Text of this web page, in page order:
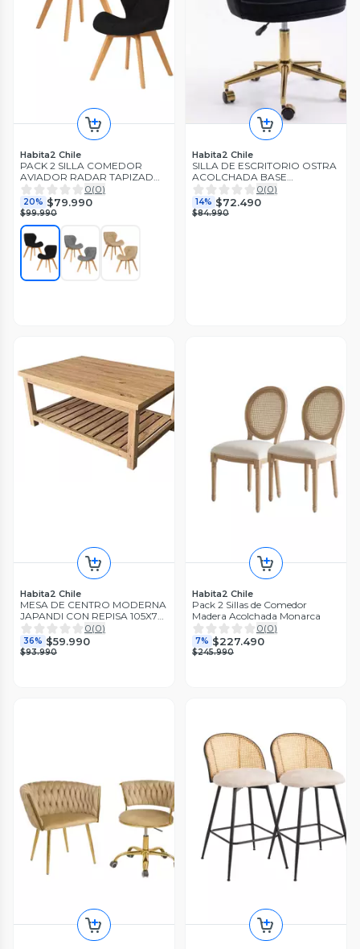
Habita2 Chile
PACK 2 SILLA COMEDOR
AVIADOR RADAR TAPIZADO
EN LINO PATAS MADERA
0(0)
20% $79.990
$99.990
Habita2 Chile
SILLA DE ESCRITORIO OSTRA
ACOLCHADA BASE
GIRATORIA DORADA
0(0)
14% $72.490
$84.990
Habita2 Chile
MESA DE CENTRO MODERNA
JAPANDI CON REPISA 105X70
CM
0(0)
36% $59.990
$93.990
Habita2 Chile
Pack 2 Sillas de Comedor
Madera Acolchada Monarca
0(0)
7% $227.490
$245.990